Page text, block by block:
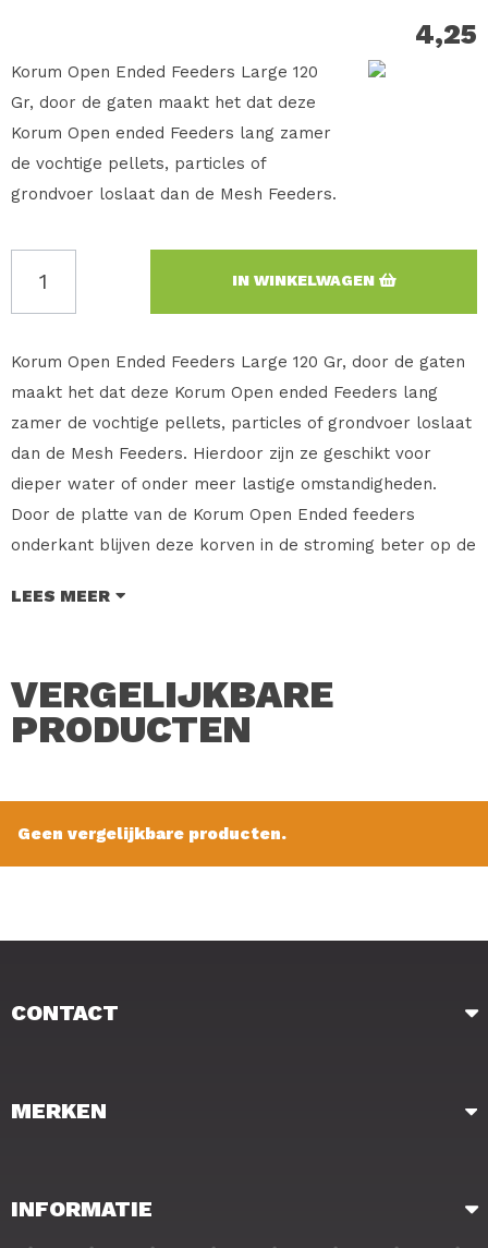
4,25
Korum Open Ended Feeders Large 120
Gr, door de gaten maakt het dat deze
Korum Open ended Feeders lang zamer
de vochtige pellets, particles of
grondvoer loslaat dan de Mesh Feeders.
IN WINKELWAGEN
Korum Open Ended Feeders Large 120 Gr, door de gaten
maakt het dat deze Korum Open ended Feeders lang
zamer de vochtige pellets, particles of grondvoer loslaat
dan de Mesh Feeders. Hierdoor zijn ze geschikt voor
dieper water of onder meer lastige omstandigheden.
Door de platte van de Korum Open Ended feeders
onderkant blijven deze korven in de stroming beter op de
Medium 30 – 45 - 60 - 75 – 90 gr, Large 60 – 120 - 150 gr.
Type: Open Ended Feeders
Maat: Large 120 Gr
Inhoud: 1 Stuk
LEES MEER
VERGELIJKBARE
PRODUCTEN
Geen vergelijkbare producten.
CONTACT
MERKEN
INFORMATIE